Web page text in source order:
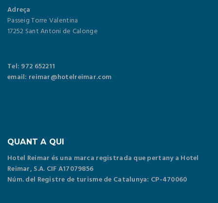
Adreça
Passeig Torre Valentina
17252 Sant Antoni de Calonge
Tel: 972 652211
email: reimar@hotelreimar.com
QUANT A QUI
Hotel Reimar és una marca registrada que pertany a Hotel
Reimar, S.A. CIF A17079856
Núm. del Registre de turisme de Catalunya: CP-470060